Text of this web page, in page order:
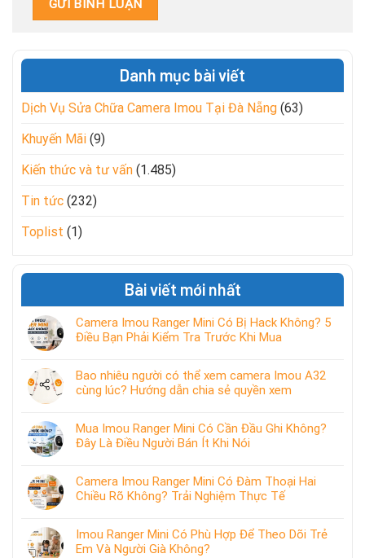
Danh mục bài viết
Dịch Vụ Sửa Chữa Camera Imou Tại Đà Nẵng (63)
Khuyến Mãi (9)
Kiến thức và tư vấn (1.485)
Tin tức (232)
Toplist (1)
Bài viết mới nhất
Camera Imou Ranger Mini Có Bị Hack Không? 5
Điều Bạn Phải Kiểm Tra Trước Khi Mua
Bao nhiêu người có thể xem camera Imou A32
cùng lúc? Hướng dẫn chia sẻ quyền xem
Mua Imou Ranger Mini Có Cần Đầu Ghi Không?
Đây Là Điều Người Bán Ít Khi Nói
Camera Imou Ranger Mini Có Đàm Thoại Hai
Chiều Rõ Không? Trải Nghiệm Thực Tế
Imou Ranger Mini Có Phù Hợp Để Theo Dõi Trẻ
Em Và Người Già Không?